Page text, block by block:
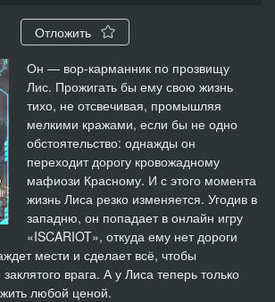
24:44
17:25
17:28
17:53
Отложить
Он — вор-карманник по прозвищу
Лис. Прожигать бы ему свою жизнь
тихо, не отсвечивая, промышляя
мелкими кражами, если бы не одно
обстоятельство: однажды он
переходит дорогу кровожадному
мафиози Красному. И с этого момента
жизнь Лиса резко изменяется. Угодив в
западню, он попадает в онлайн игру
«ISCARIOT», откуда ему нет дороги
мести и сделает всё, чтобы
врага. А у Лиса теперь только
любой ценой.